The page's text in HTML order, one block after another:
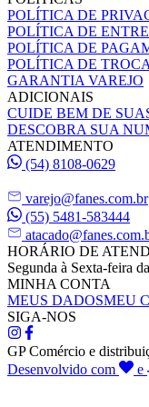
POLÍTICA DE
POLÍTICA DE
POLÍTICA DE
POLÍTICA DE
GARANTIA VAREJO
ADICIONAIS
CUIDE BEM DE
DESCOBRA SUA
ATENDIMENTO
(54) 8108-0629
varejo@fanes.com.br
(55) 5481-583444
HORÁRIO DE
Segunda à Sexta-feira
MINHA CONTA
MEUS DADOSMEU
SIGA-NOS
GP Comércio e
Desenvolvido com
e